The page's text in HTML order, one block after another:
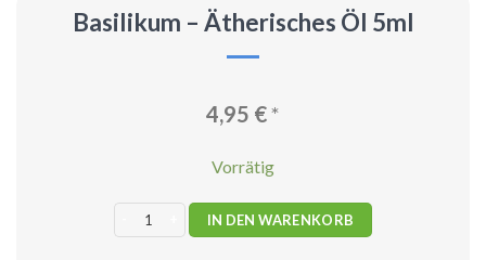
Basilikum – Ätherisches Öl 5ml
4,95 €*
Vorrätig
Basilikum - Ätherisches Öl 5ml Menge
IN DEN WARENKORB